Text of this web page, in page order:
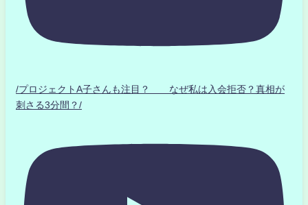
/プロジェクトA子さんも注目？ なぜ私は入会拒否？真相が
刺さる3分間？/